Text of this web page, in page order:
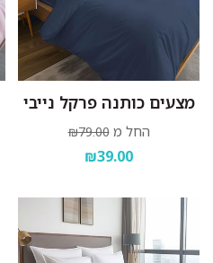
מצעים כותנה פרקל נייבי
החל מ ₪79.00
₪39.00